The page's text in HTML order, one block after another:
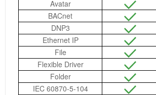
Avatar
BACnet
DNP3
Ethernet IP
File
Flexible Driver
Folder
IEC 60870-5-104